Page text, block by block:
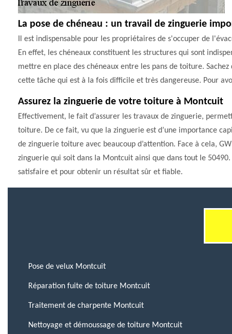
La pose de chéneau : un travail de zinguerie
Il est indispensable pour les propriétaires de s'occuper de
En effet, les chéneaux constituent les structures qui sont
mettre en place des chéneaux entre les pans de toiture.
cette tâche qui est à la fois difficile et très dangereuse. Pour
Assurez la zinguerie de votre toiture à Montcuit
Effectivement, le fait d’assurer les travaux de zinguerie,
toiture. De ce fait, vu que la zinguerie est d’une importance
de zinguerie toiture avec beaucoup d’attention. Face à cela,
zinguerie qui soit dans la Montcuit ainsi que dans tout le
satisfaire et pour obtenir un résultat sûr et fiable.
Pose de velux Montcuit
Réparation fuite de toiture Montcuit
Traitement de charpente Montcuit
Nettoyage et démoussage de toiture Montcuit